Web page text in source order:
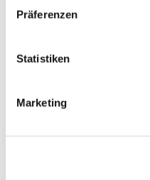
Präferenzen
Statistiken
Marketing